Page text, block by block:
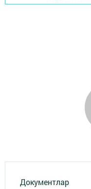
Документлар